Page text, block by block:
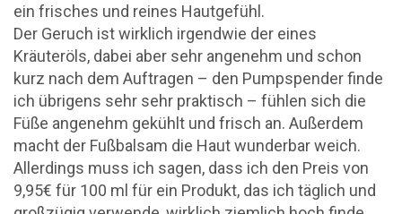
ein frisches und reines Hautgefühl.
Der Geruch ist wirklich irgendwie der eines
Kräuteröls, dabei aber sehr angenehm und schon
kurz nach dem Auftragen – den Pumpspender finde
ich übrigens sehr sehr praktisch – fühlen sich die
Füße angenehm gekühlt und frisch an. Außerdem
macht der Fußbalsam die Haut wunderbar weich.
Allerdings muss ich sagen, dass ich den Preis von
9,95€ für 100 ml für ein Produkt, das ich täglich und